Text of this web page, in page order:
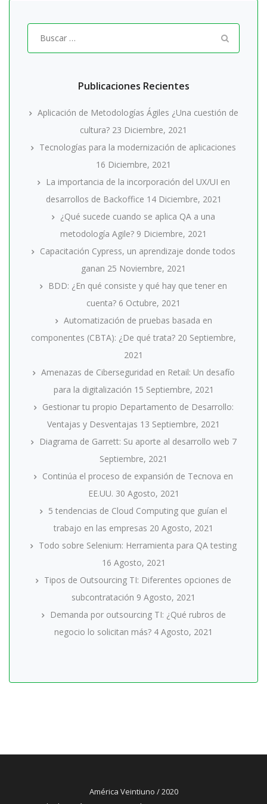
por:
Publicaciones Recientes
Aplicación de Metodologías Ágiles ¿Una cuestión de
cultura? 23 Diciembre, 2021
Tecnologías para la modernización de aplicaciones
16 Diciembre, 2021
La importancia de la incorporación del UX/UI en
desarrollos de Backoffice 14 Diciembre, 2021
¿Qué sucede cuando se aplica QA a una
metodología Agile? 9 Diciembre, 2021
Capacitación Cypress, un aprendizaje donde todos
ganan 25 Noviembre, 2021
BDD: ¿En qué consiste y qué hay que tener en
cuenta? 6 Octubre, 2021
Automatización de pruebas basada en
componentes (CBTA): ¿De qué trata? 20 Septiembre,
2021
Amenazas de Ciberseguridad en Retail: Un desafío
para la digitalización 15 Septiembre, 2021
Gestionar tu propio Departamento de Desarrollo:
Ventajas y Desventajas 13 Septiembre, 2021
Diagrama de Garrett: Su aporte al desarrollo web 7
Septiembre, 2021
Continúa el proceso de expansión de Tecnova en
EE.UU. 30 Agosto, 2021
5 tendencias de Cloud Computing que guían el
trabajo en las empresas 20 Agosto, 2021
Todo sobre Selenium: Herramienta para QA testing
16 Agosto, 2021
Tipos de Outsourcing TI: Diferentes opciones de
subcontratación 9 Agosto, 2021
Demanda por outsourcing TI: ¿Qué rubros de
negocio lo solicitan más? 4 Agosto, 2021
América Veintiuno / 2020